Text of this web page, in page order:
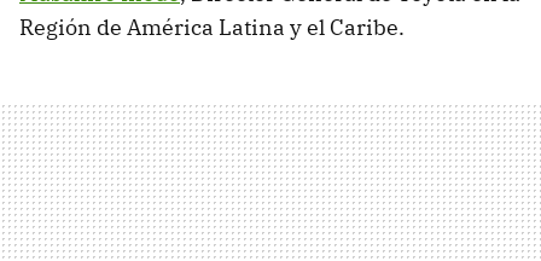
Región de América Latina y el Caribe.